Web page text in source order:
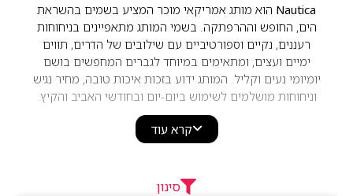
Nauticaהוא מותג אמריקאי מוכר המציע בשמים בהשראת
הים, החופש וההרפתקה. בשמי המותג מתאפיינים בניחוחות
רעננים, נקיים וספורטיביים עם שילובים של הדרים, תווים
ימיים ועצים, ומתאימים במיוחד לגברים המחפשים בושם
יומיומי נעים וקליל. המותג ידוע בזכות איכות טובה, מחיר נגיש
וניחוחות מושלמים לשימוש ביום-יום ובחודשי האביב והקיץ.
קרא עוד
סינון